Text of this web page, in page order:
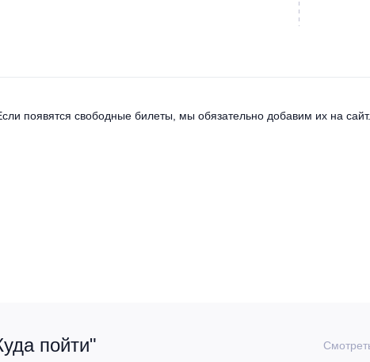
появятся свободные билеты, мы обязательно добавим их на сайт.
пойти"